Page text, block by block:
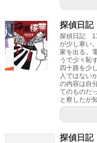
探偵日記
探偵日記
が少し寒い
家を出る。
うで少々恥
四十路を少
人ではない
の内容は自
てのものだ
と察したが
探偵日記